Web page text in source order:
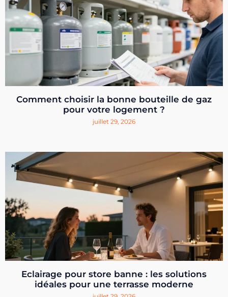
Comment choisir la bonne bouteille de gaz
pour votre logement ?
juillet 29, 2026
Eclairage pour store banne : les solutions
idéales pour une terrasse moderne